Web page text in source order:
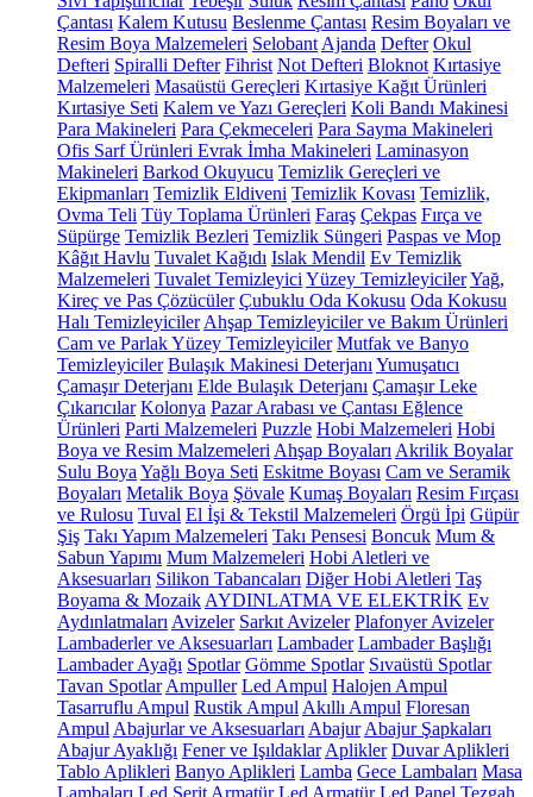
Çantası Kalem Kutusu Beslenme Çantası Resim Boyaları ve
Resim Boya Malzemeleri Selobant Ajanda Defter Okul
Defteri Spiralli Defter Fihrist Not Defteri Bloknot Kırtasiye
Malzemeleri Masaüstü Gereçleri Kırtasiye Kağıt Ürünleri
Kırtasiye Seti Kalem ve Yazı Gereçleri Koli Bandı Makinesi
Para Makineleri Para Çekmeceleri Para Sayma Makineleri
Ofis Sarf Ürünleri Evrak İmha Makineleri Laminasyon
Makineleri Barkod Okuyucu Temizlik Gereçleri ve
Ekipmanları Temizlik Eldiveni Temizlik Kovası Temizlik,
Ovma Teli Tüy Toplama Ürünleri Faraş Çekpas Fırça ve
Süpürge Temizlik Bezleri Temizlik Süngeri Paspas ve Mop
Kâğıt Havlu Tuvalet Kağıdı Islak Mendil Ev Temizlik
Malzemeleri Tuvalet Temizleyici Yüzey TemizleyicilerYağ,
Kireç ve Pas Çözücüler Çubuklu Oda Kokusu Oda Kokusu
Halı Temizleyiciler Ahşap Temizleyiciler ve Bakım Ürünleri
Cam ve Parlak Yüzey Temizleyiciler Mutfak ve Banyo
Temizleyiciler Bulaşık Makinesi Deterjanı Yumuşatıcı
Çamaşır Deterjanı Elde Bulaşık Deterjanı Çamaşır Leke
Çıkarıcılar Kolonya Pazar Arabası ve Çantası Eğlence
Ürünleri Parti Malzemeleri Puzzle Hobi Malzemeleri Hobi
Boya ve Resim Malzemeleri Ahşap Boyaları Akrilik Boyalar
Sulu Boya Yağlı Boya Seti Eskitme Boyası Cam ve Seramik
Boyaları Metalik Boya Şövale Kumaş Boyaları Resim Fırçası
ve Rulosu Tuval El İşi & Tekstil Malzemeleri Örgü İpi Güpür
Şiş Takı Yapım Malzemeleri Takı Pensesi Boncuk Mum &
Sabun Yapımı Mum Malzemeleri Hobi Aletleri ve
Aksesuarları Silikon Tabancaları Diğer Hobi Aletleri Taş
Boyama & Mozaik AYDINLATMA VE ELEKTRİK Ev
Aydınlatmaları Avizeler Sarkıt Avizeler Plafonyer Avizeler
Lambaderler ve Aksesuarları Lambader Lambader Başlığı
Lambader Ayağı Spotlar Gömme Spotlar Sıvaüstü Spotlar
Tavan Spotlar Ampuller Led Ampul Halojen Ampul
Tasarruflu Ampul Rustik Ampul Akıllı Ampul Floresan
Ampul Abajurlar ve Aksesuarları Abajur Abajur Şapkaları
Abajur Ayaklığı Fener ve Işıldaklar Aplikler Duvar Aplikleri
Tablo Aplikleri Banyo Aplikleri Lamba Gece Lambaları Masa
Lambaları Led Şerit Armatür Led Armatür Led Panel Tezgah